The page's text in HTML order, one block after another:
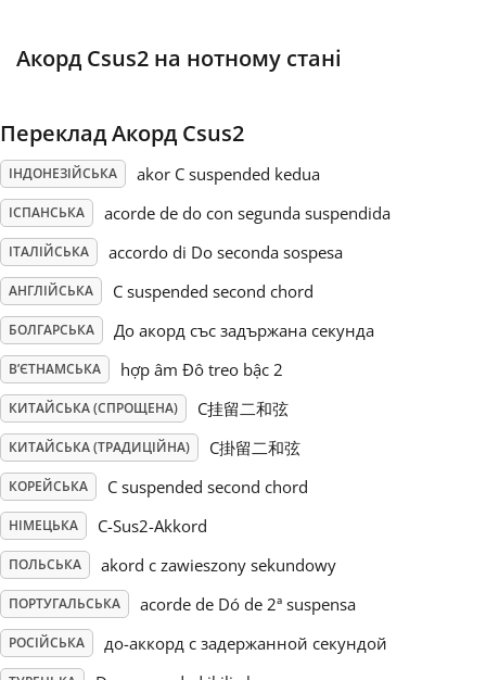
Português
Русский
Svenska
Tiếng Việt
Türkçe
Українська
简体中文
繁體中文
Акорд Csus2 на нотному стані
Переклад Акорд Csus2
ІНДОНЕЗІЙСЬКА akor C suspended kedua
ІСПАНСЬКА acorde de do con segunda suspendida
ІТАЛІЙСЬКА accordo di Do seconda sospesa
АНГЛІЙСЬКА C suspended second chord
БОЛГАРСЬКА До акорд със задържана секунда
В’ЄТНАМСЬКА hợp âm Đô treo bậc 2
КИТАЙСЬКА (СПРОЩЕНА) C挂留二和弦
КИТАЙСЬКА (ТРАДИЦІЙНА) C掛留二和弦
КОРЕЙСЬКА C suspended second chord
НІМЕЦЬКА C-Sus2-Akkord
ПОЛЬСЬКА akord c zawieszony sekundowy
ПОРТУГАЛЬСЬКА acorde de Dó de 2ª suspensa
РОСІЙСЬКА до-аккорд с задержанной секундой